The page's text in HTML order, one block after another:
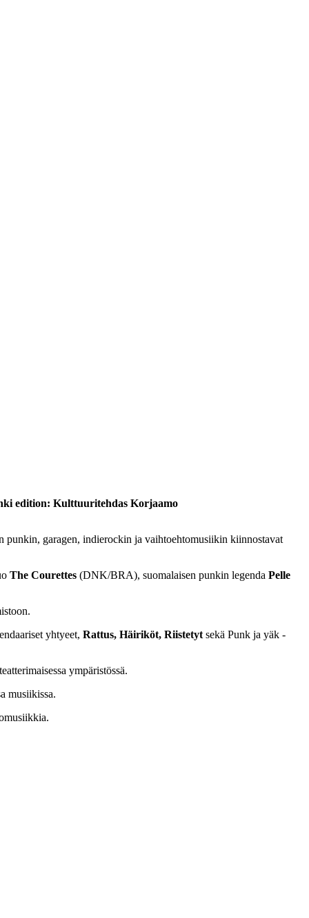
edition: Kulttuuritehdas Korjaamo
punkin, garagen, indierockin ja vaihtoehtomusiikin kiinnostavat
The Courettes (DNK/BRA), suomalaisen punkin legenda Pelle
yhtyeet, Rattus, Häiriköt, Riistetyt sekä Punk ja yäk -
ympäristössä.
musiikissa.